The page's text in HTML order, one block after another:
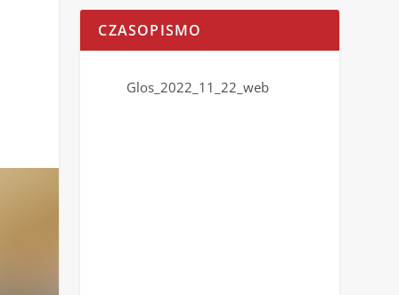
CZASOPISMO
Glos_2022_11_22_web